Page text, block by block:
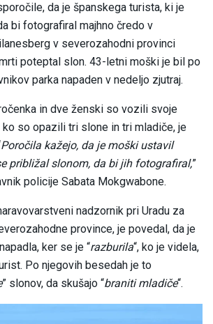
da je španskega turista, ki je
bi fotografiral majhno čredo v
v severozahodni provinci
poteptal slon. 43-letni moški je bil po
parka napaden v nedeljo zjutraj.
in dve ženski so vozili svoje
so opazili tri slone in tri mladiče, je
Poročila kažejo, da je moški ustavil
približal slonom, da bi jih fotografiral,”
policije Sabata Mokgwabone.
nadzornik pri Uradu za
province, je povedal, da je
ker se je “razburila“, ko je videla,
Po njegovih besedah je to
” slonov, da skušajo “braniti mladiče“.